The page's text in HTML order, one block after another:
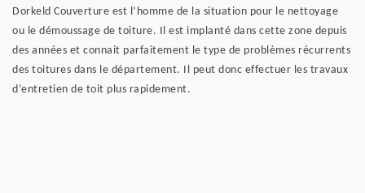
Dorkeld Couverture est l’homme de la situation pour le nettoyage
ou le démoussage de toiture. Il est implanté dans cette zone depuis
des années et connait parfaitement le type de problèmes récurrents
des toitures dans le département. Il peut donc effectuer les travaux
d’entretien de toit plus rapidement.